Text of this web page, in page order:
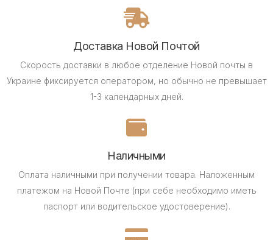
Доставка Новой Почтой
Скорость доставки в любое отделение Новой почты в
Украине фиксируется оператором, но обычно не превышает
1-3 календарных дней.
Наличными
Оплата наличными при получении товара. Наложенным
платежом на Новой Почте (при себе необходимо иметь
паспорт или водительское удостоверение).